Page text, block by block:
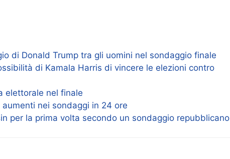
di Donald Trump tra gli uomini nel sondaggio finale
di Kamala Harris di vincere le elezioni contro
elettorale nel finale
nei sondaggi in 24 ore
per la prima volta secondo un sondaggio repubblicano